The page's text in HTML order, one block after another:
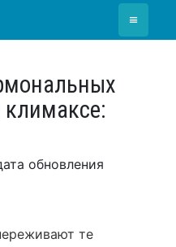
≡
климаксе:
обновления
те